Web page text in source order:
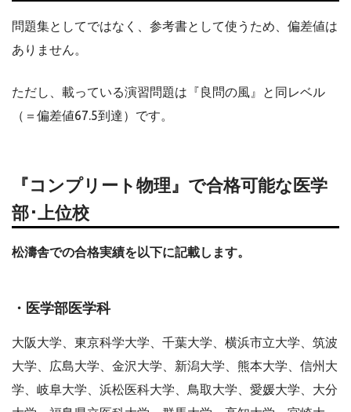
問題集としてではなく、参考書として使うため、偏差値は
ありません。
ただし、載っている演習問題は『良問の風』と同レベル
（＝偏差値67.5到達）です。
『コンプリート物理』で合格可能な医学
部･上位校
松濤舎での合格実績を以下に記載します。
・医学部医学科
大阪大学、東京科学大学、千葉大学、横浜市立大学、筑波
大学、広島大学、金沢大学、新潟大学、熊本大学、信州大
学、岐阜大学、浜松医科大学、鳥取大学、愛媛大学、大分